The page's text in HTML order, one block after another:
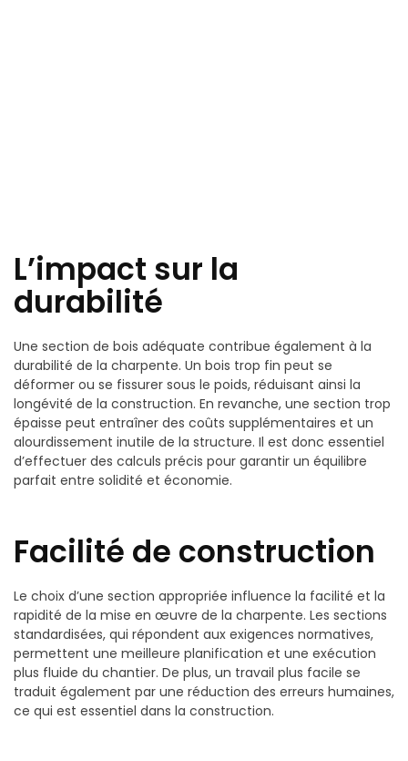
L’impact sur la
durabilité
Une section de bois adéquate contribue également à la
durabilité de la charpente. Un bois trop fin peut se
déformer ou se fissurer sous le poids, réduisant ainsi la
longévité de la construction. En revanche, une section trop
épaisse peut entraîner des coûts supplémentaires et un
alourdissement inutile de la structure. Il est donc essentiel
d’effectuer des calculs précis pour garantir un équilibre
parfait entre solidité et économie.
Facilité de construction
Le choix d’une section appropriée influence la facilité et la
rapidité de la mise en œuvre de la charpente. Les sections
standardisées, qui répondent aux exigences normatives,
permettent une meilleure planification et une exécution
plus fluide du chantier. De plus, un travail plus facile se
traduit également par une réduction des erreurs humaines,
ce qui est essentiel dans la construction.